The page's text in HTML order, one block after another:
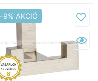
-9% AKCIÓ